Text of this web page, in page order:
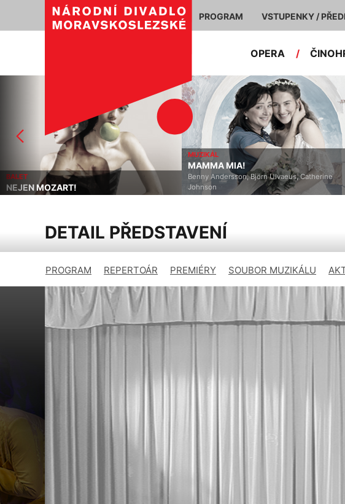
PROGRAM VSTUPENKY /
OPERA /
BALET
NEJEN MOZART!
MUZIKÁL
MAMMA MIA!
Benny Andersson, Björn Ulvaeus, Catherine
Johnson
DETAIL PŘEDSTAVENÍ
PROGRAM REPERTOÁR PREMIÉRY SOUBOR MUZIKÁLU